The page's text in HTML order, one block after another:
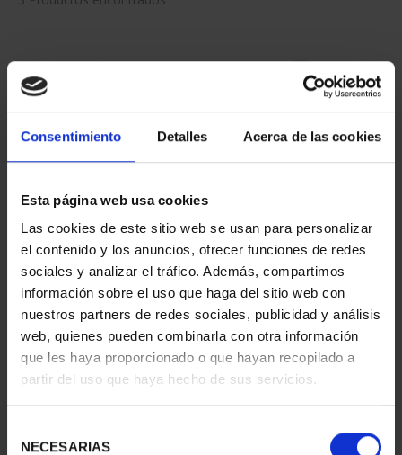
Consentimiento Detalles Acerca de las cookies
Esta página web usa cookies
Las cookies de este sitio web se usan para personalizar
el contenido y los anuncios, ofrecer funciones de redes
sociales y analizar el tráfico. Además, compartimos
información sobre el uso que haga del sitio web con
nuestros partners de redes sociales, publicidad y análisis
web, quienes pueden combinarla con otra información
que les haya proporcionado o que hayan recopilado a
partir del uso que haya hecho de sus servicios.
NECESARIAS
CIUDADES PATRIMONIO
- ÁVILA
73,00 €
CIUDADES PATRIMONIO
II - SALAMANCA
73,00 €